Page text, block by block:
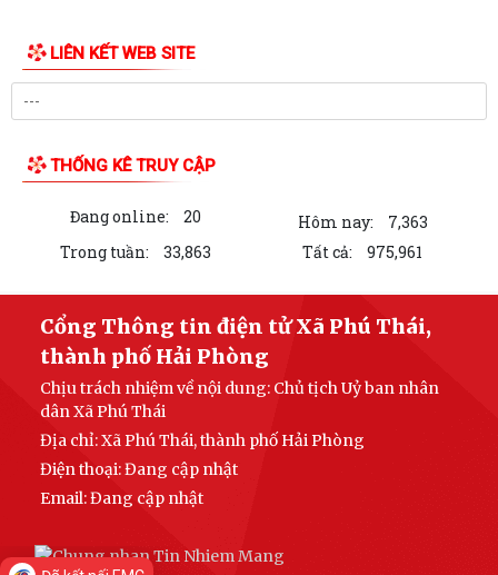
trong thời bình.
Để góp phần bảo vệ môi trường, đa dạng sinh học và nguồn lợi thủy
Quy định về độ tuổi, thời hạn thực hiện Nghĩa vụ tham gia Dân quân tự
Hỏi - Đáp về các trường hợp được tạm hoãn và miễn gọi nhập ngũ.
01/8/1930 – 01/8/2026
Hải Phòng: Mức trợ cấp ngày công lao động đối với lực lượng xung kích
phòng, chống thiên tai cấp xã...
Quy định số 207-QĐ/TW về những điều Đảng viên không được làm.
Sử dụng Cờ Đảng và hình ảnh Cờ Đảng đúng Quy định - Những điều
cần lưu ý trong thực tiễn.
Đảng ủy xã Phú Thái tổ chức Hội nghị giao ban tháng 8 năm 2026
LIÊN KẾT WEB SITE
THỐNG KÊ TRUY CẬP